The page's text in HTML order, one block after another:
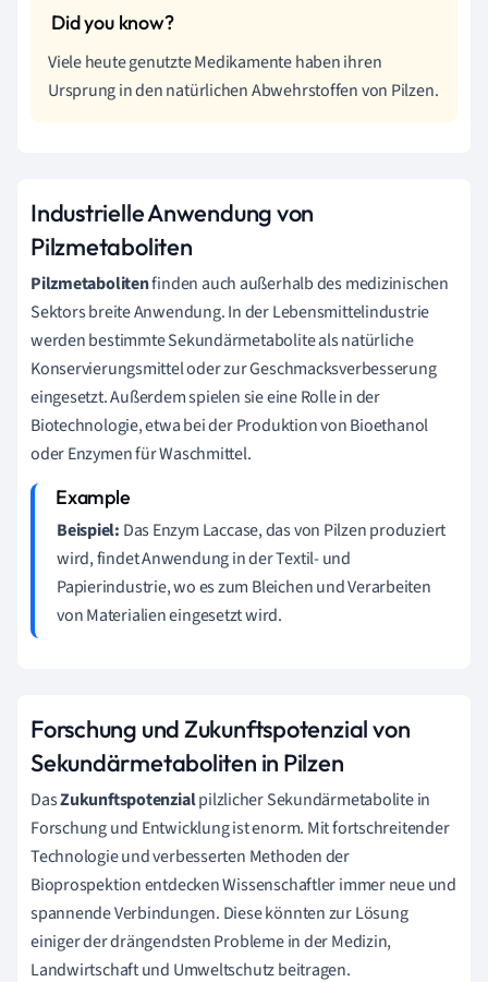
Viele heute genutzte Medikamente haben ihren
Ursprung in den natürlichen Abwehrstoffen von Pilzen.
Industrielle Anwendung von
Pilzmetaboliten
Pilzmetabolitenfinden auch außerhalb des medizinischen
Sektors breite Anwendung. In der Lebensmittelindustrie
werden bestimmte Sekundärmetabolite als natürliche
Konservierungsmittel oder zur Geschmacksverbesserung
eingesetzt. Außerdem spielen sie eine Rolle in der
Biotechnologie, etwa bei der Produktion von Bioethanol
oder Enzymen für Waschmittel.
Beispiel: Das Enzym Laccase, das von Pilzen produziert
wird, findet Anwendung in der Textil- und
Papierindustrie, wo es zum Bleichen und Verarbeiten
von Materialien eingesetzt wird.
Forschung und Zukunftspotenzial von
Sekundärmetaboliten in Pilzen
DasZukunftspotenzialpilzlicher Sekundärmetabolite in
Forschung und Entwicklung ist enorm. Mit fortschreitender
Technologie und verbesserten Methoden der
Bioprospektion entdecken Wissenschaftler immer neue und
spannende Verbindungen. Diese könnten zur Lösung
einiger der drängendsten Probleme in der Medizin,
Landwirtschaft und Umweltschutz beitragen.